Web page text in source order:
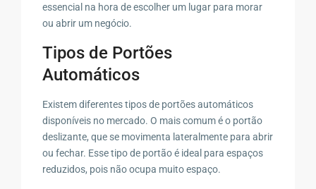
essencial na hora de escolher um lugar para morar
ou abrir um negócio.
Tipos de Portões
Automáticos
Existem diferentes tipos de portões automáticos
disponíveis no mercado. O mais comum é o portão
deslizante, que se movimenta lateralmente para abrir
ou fechar. Esse tipo de portão é ideal para espaços
reduzidos, pois não ocupa muito espaço.